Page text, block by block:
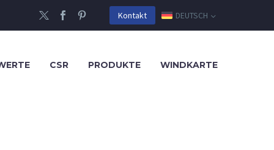
Kontakt DEUTSCH
CSR PRODUKTE WINDKARTE